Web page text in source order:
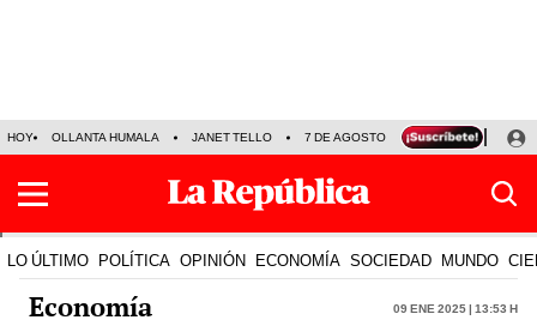
HOY OLLANTA HUMALA JANET TELLO 7 DE AGOSTO TINKA RESULTADOS
LO ÚLTIMO POLÍTICA OPINIÓN ECONOMÍA SOCIEDAD MUNDO
Economía 09 Ene 2025 | 13:53 h